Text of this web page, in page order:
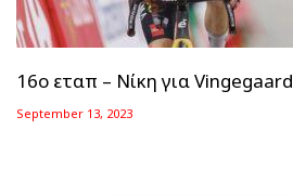
16ο εταπ – Νίκη για Vingegaard
September 13, 2023